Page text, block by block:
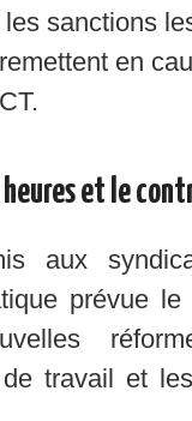
sanctions
en
heures et le
aux
prévue
travail et